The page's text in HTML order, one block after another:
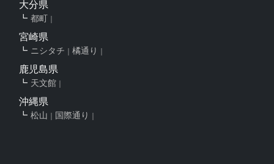
大分県
都町
宮崎県
ニシタチ 橘通り
鹿児島県
天文館
沖縄県
松山 国際通り